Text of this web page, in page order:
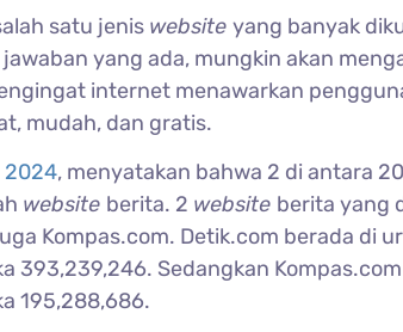
satu jenis website yang banyak
yang ada, mungkin akan
internet menawarkan
mudah, dan gratis.
2024, menyatakan bahwa 2 di antara 20
website berita. 2 website berita yang
Kompas.com. Detik.com berada di
393,239,246. Sedangkan
195,288,686.